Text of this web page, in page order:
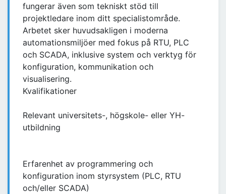
fungerar även som tekniskt stöd till
projektledare inom ditt specialistområde.
Arbetet sker huvudsakligen i moderna
automationsmiljöer med fokus på RTU, PLC
och SCADA, inklusive system och verktyg för
konfiguration, kommunikation och
visualisering.
Kvalifikationer
Relevant universitets-, högskole- eller YH-
utbildning
Erfarenhet av programmering och
konfiguration inom styrsystem (PLC, RTU
och/eller SCADA)